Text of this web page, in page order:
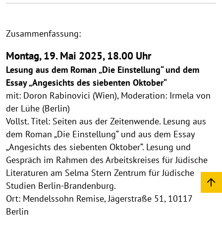
Zusammenfassung:
Montag, 19. Mai 2025, 18.00 Uhr
Lesung aus dem Roman „Die Einstellung“ und dem
Essay „Angesichts des siebenten Oktober“
mit: Doron Rabinovici (Wien), Moderation: Irmela von
der Lühe (Berlin)
Vollst. Titel: Seiten aus der Zeitenwende. Lesung aus
dem Roman „Die Einstellung“ und aus dem Essay
„Angesichts des siebenten Oktober“. Lesung und
Gespräch im Rahmen des Arbeitskreises für Jüdische
Literaturen am Selma Stern Zentrum für Jüdische
Studien Berlin-Brandenburg.
Ort: Mendelssohn Remise, Jägerstraße 51, 10117
Berlin